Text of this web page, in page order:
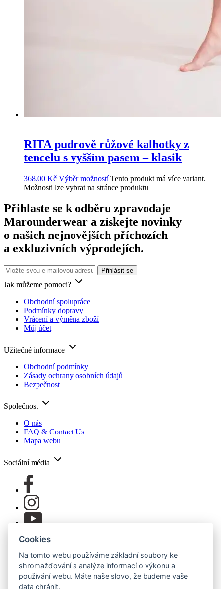
RITA pudrově růžové kalhotky z
tencelu s vyšším pasem – klasik
368.00 Kč Výběr možností Tento produkt má více variant.
Možnosti lze vybrat na stránce produktu
Přihlaste se k odběru zpravodaje
Marounderwear a získejte novinky
o našich nejnovějších příchozích
a exkluzivních výprodejích.
Jak můžeme pomoci?
Obchodní spolupráce
Podmínky dopravy
Vrácení a výměna zboží
Můj účet
Užitečné informace
Obchodní podmínky
Zásady ochrany osobních údajů
Bezpečnost
Společnost
O nás
FAQ & Contact Us
Mapa webu
Sociální média
Cookies
Na tomto webu používáme základní soubory ke
shromažďování a analýze informací o výkonu a
používání webu. Máte naše slovo, že budeme vaše
data chránit.